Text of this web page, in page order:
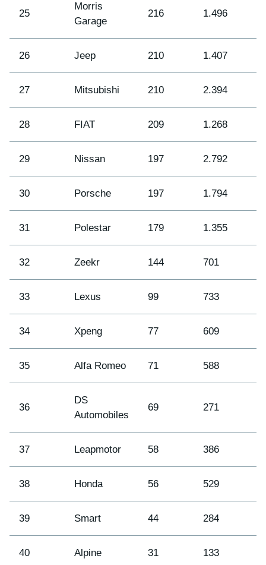
25
Morris
Garage
216 1.496
26 Jeep 210 1.407
27 Mitsubishi 210 2.394
28 FIAT 209 1.268
29 Nissan 197 2.792
30 Porsche 197 1.794
31 Polestar 179 1.355
32 Zeekr 144 701
33 Lexus 99 733
34 Xpeng 77 609
35 Alfa Romeo 71 588
36
DS
Automobiles
69 271
37 Leapmotor 58 386
38 Honda 56 529
39 Smart 44 284
40 Alpine 31 133